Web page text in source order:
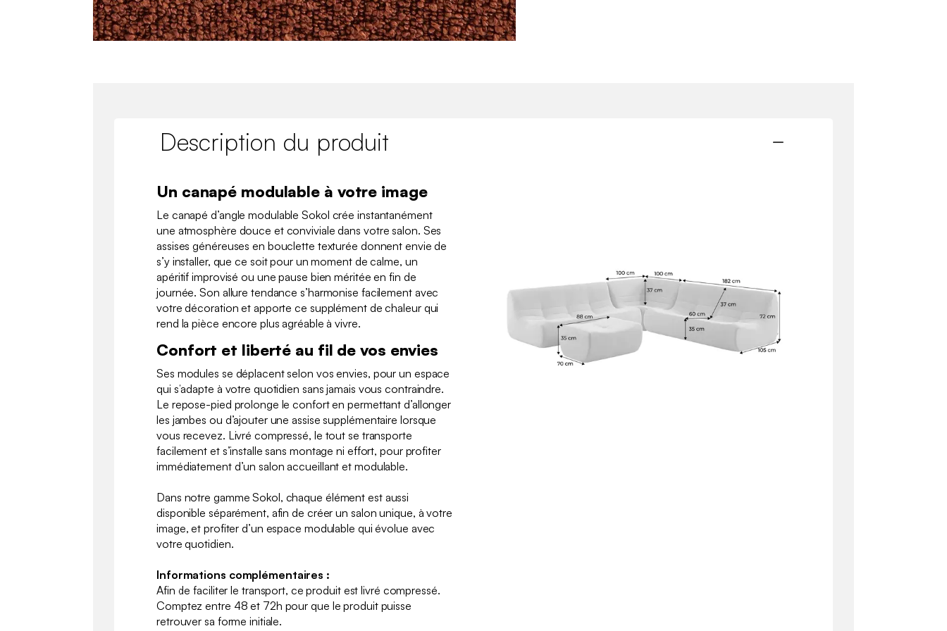
Description du produit
Un canapé modulable à votre image
Le canapé d’angle modulable Sokol crée instantanément
une atmosphère douce et conviviale dans votre salon. Ses
assises généreuses en bouclette texturée donnent envie de
s’y installer, que ce soit pour un moment de calme, un
apéritif improvisé ou une pause bien méritée en fin de
journée. Son allure tendance s’harmonise facilement avec
votre décoration et apporte ce supplément de chaleur qui
rend la pièce encore plus agréable à vivre.
Confort et liberté au fil de vos envies
Ses modules se déplacent selon vos envies, pour un espace
qui s’adapte à votre quotidien sans jamais vous contraindre.
Le repose-pied prolonge le confort en permettant d’allonger
les jambes ou d’ajouter une assise supplémentaire lorsque
vous recevez. Livré compressé, le tout se transporte
facilement et s’installe sans montage ni effort, pour profiter
immédiatement d’un salon accueillant et modulable.
Dans notre gamme Sokol, chaque élément est aussi
disponible séparément, afin de créer un salon unique, à votre
image, et profiter d’un espace modulable qui évolue avec
votre quotidien.
Informations complémentaires :
Afin de faciliter le transport, ce produit est livré compressé.
Comptez entre 48 et 72h pour que le produit puisse
retrouver sa forme initiale.